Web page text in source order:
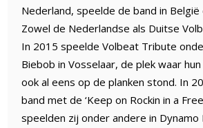
Nederland, speelde de band in België
Zowel de Nederlandse als Duitse
In 2015 speelde Volbeat Tribute
Biebob in Vosselaar, de plek waar
ook al eens op de planken stond. In
band met de ‘Keep on Rockin in a
speelden zij onder andere in Dynamo